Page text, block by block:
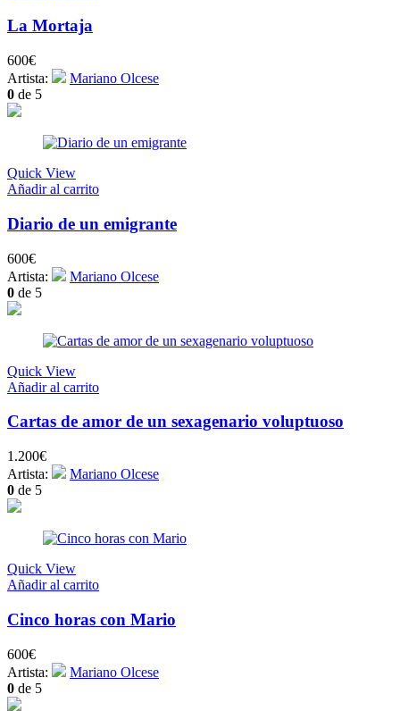
La Mortaja
600€
Artista:
Mariano Olcese
0 de 5
Quick View
Añadir al carrito
Diario de un emigrante
600€
Artista:
Mariano Olcese
0 de 5
Quick View
Añadir al carrito
Cartas de amor de un sexagenario voluptuoso
1.200€
Artista:
Mariano Olcese
0 de 5
Quick View
Añadir al carrito
Cinco horas con Mario
600€
Artista:
Mariano Olcese
0 de 5